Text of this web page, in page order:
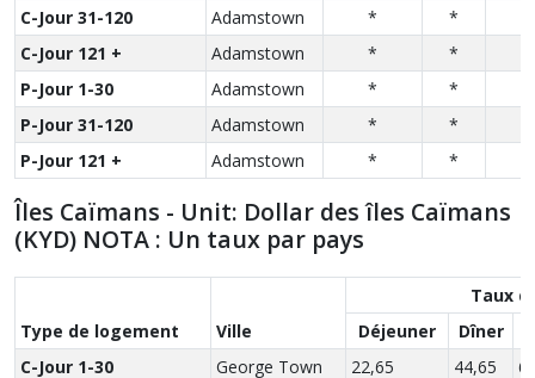
C-Jour 31-120
Adamstown * *
C-Jour 121 +
Adamstown * *
P-Jour 1-30
Adamstown * *
P-Jour 31-120
Adamstown * *
P-Jour 121 +
Adamstown * *
Îles Caïmans - Unit: Dollar des îles Caïmans
(KYD) NOTA : Un taux par pays
Type de logement Ville
Taux
Déjeuner
Dîner
C-Jour 1-30
George Town 22,65 44,65